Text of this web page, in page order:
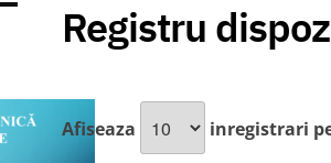
Registru
Afiseaza inregistrari